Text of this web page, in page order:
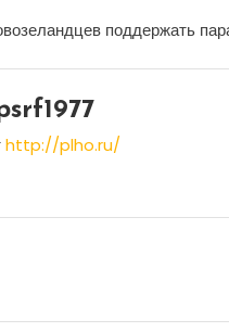
поддержать
http://plho.ru/